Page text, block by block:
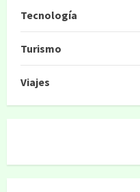
Tecnología
Turismo
Viajes